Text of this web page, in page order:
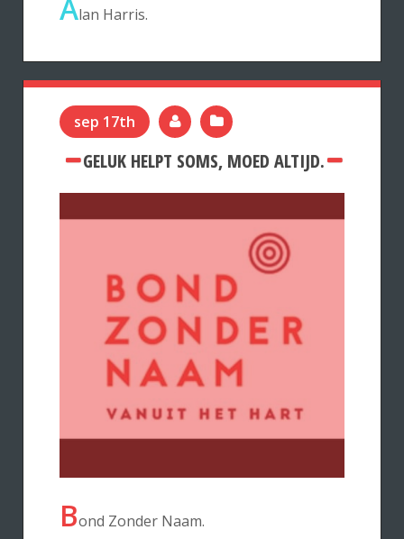
Alan Harris.
sep 17th
GELUK HELPT SOMS, MOED ALTIJD.
Bond Zonder Naam.